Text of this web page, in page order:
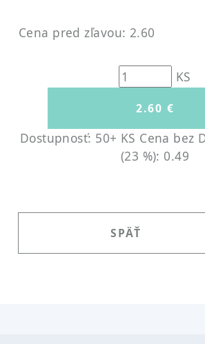
Cena pred zľavou: 2.60
KS
Dostupnosť: 50+ KS Cena bez
(23 %): 0.49
SPÄŤ